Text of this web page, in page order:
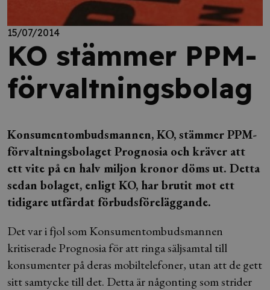
15/07/2014
KO stämmer PPM-
förvaltningsbolag
Konsumentombudsmannen, KO, stämmer PPM-
förvaltningsbolaget Prognosia och kräver att
ett vite på en halv miljon kronor döms ut. Detta
sedan bolaget, enligt KO, har brutit mot ett
tidigare utfärdat förbudsföreläggande.
Det var i fjol som Konsumentombudsmannen
kritiserade Prognosia för att ringa säljsamtal till
konsumenter på deras mobiltelefoner, utan att de gett
sitt samtycke till det. Detta är någonting som strider